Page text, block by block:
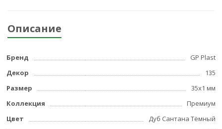
Описание
Бренд
GP Plast
Декор
135
Размер
35x1 мм
Коллекция
Премиум
Цвет
Дуб Сантана Тёмный